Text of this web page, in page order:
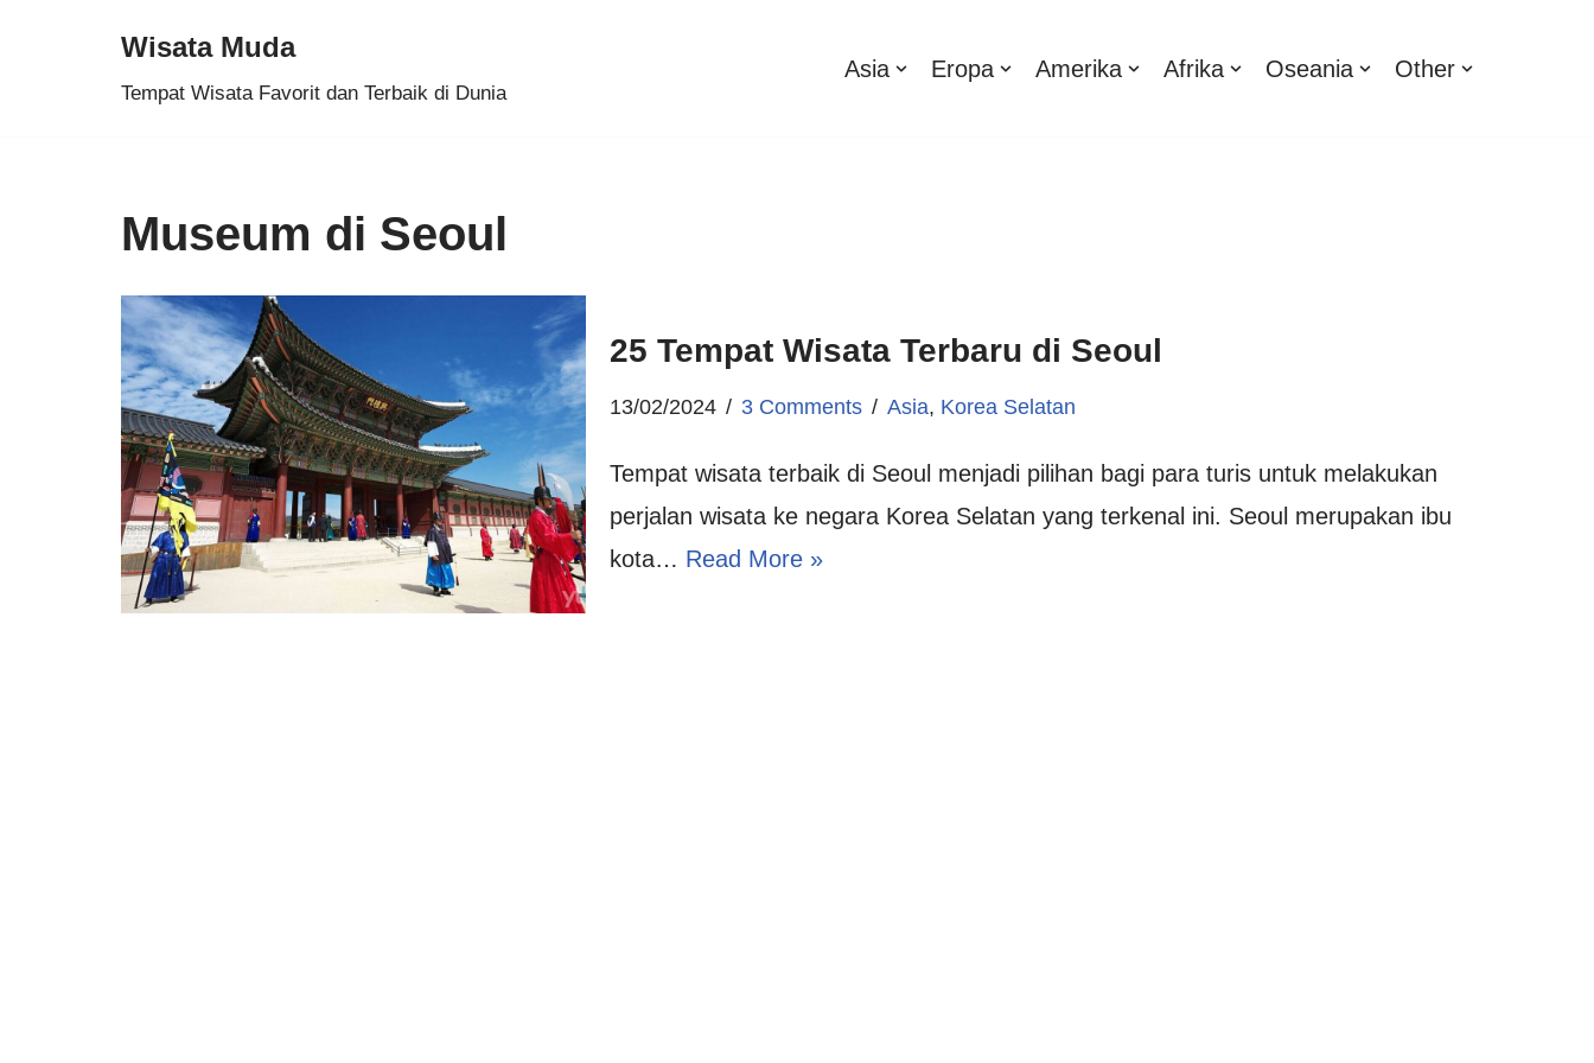
Wisata Muda
Tempat Wisata Favorit dan Terbaik di Dunia
Asia Eropa Amerika Afrika Oseania Other
Museum di Seoul
25 Tempat Wisata Terbaru di Seoul
13/02/2024 3 Comments Asia, Korea Selatan
Tempat wisata terbaik di Seoul menjadi pilihan bagi para turis untuk melakukan
perjalan wisata ke negara Korea Selatan yang terkenal ini. Seoul merupakan ibu
kota… Read More »